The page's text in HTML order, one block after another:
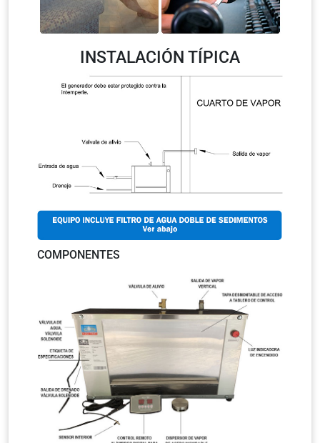
INSTALACIÓN TÍPICA
COMPONENTES